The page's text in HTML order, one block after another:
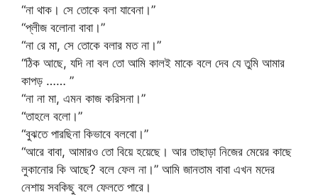
“না থাক। সে তোকে বলা যাবেনা।”
“প্লীজ বলোনা বাবা।”
“না রে মা, সে তোকে বলার মত না।”
“ঠিক আছে, যদি না বল তো আমি কালই মাকে বলে দেব যে তুমি আমার
কাপড় …… ”
“না না মা, এমন কাজ করিসনা।”
“তাহলে বলো।”
“বুঝতে পারছিনা কিভাবে বলবো।”
“আরে বাবা, আমারও তো বিয়ে হয়েছে। আর তাছাড়া নিজের মেয়ের কাছে
লুকানোর কি আছে? বলে ফেল না।” আমি জানতাম বাবা এখন মদের
নেশায় সবকিছু বলে ফেলতে পারে।